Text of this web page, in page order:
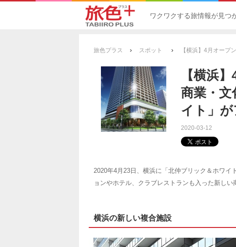
旅色プラス › スポット › 【横浜】4月オープ
【横浜
商業・文
イト」が
2020-03-12
2020年4月23日、横浜に「北仲ブリック＆ホワ
ョンやホテル、クラブレストランも入った新しい
横浜の新しい複合施設
ワクワクする旅情報が見つ